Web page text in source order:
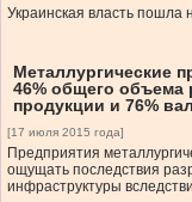
Украинская власть пошла
Металлургические
46% общего
продукции и 76%
[17 июля 2015 года]
Предприятия
ощущать последствия
инфраструктуры